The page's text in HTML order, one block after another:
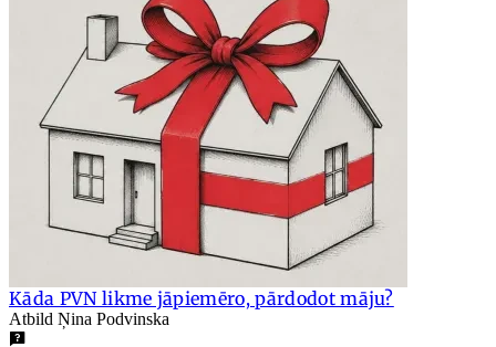
Kāda PVN likme jāpiemēro, pārdodot māju?
Atbild Ņina Podvinska